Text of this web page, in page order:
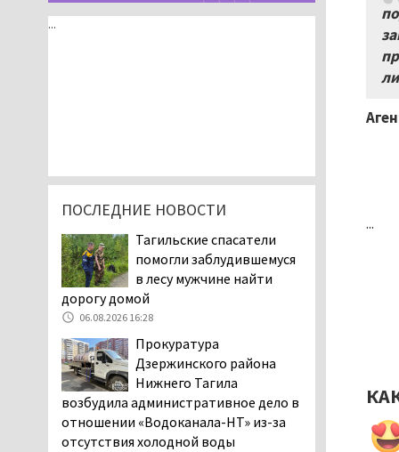
...
...
ПОСЛЕДНИЕ НОВОСТИ
Тагильские спасатели
помогли заблудившемуся
в лесу мужчине найти
дорогу домой
06.08.2026 16:28
Прокуратура
Дзержинского района
Нижнего Тагила
возбудила административное дело в
отношении «Водоканала-НТ» из-за
отсутствия холодной воды